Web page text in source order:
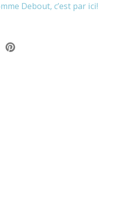
Debout, c’est par ici!